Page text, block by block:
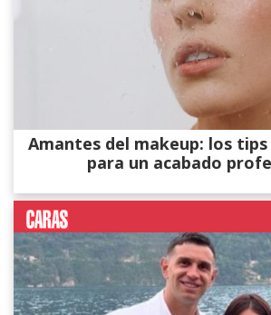
Amantes del makeup: los tips
para un acabado